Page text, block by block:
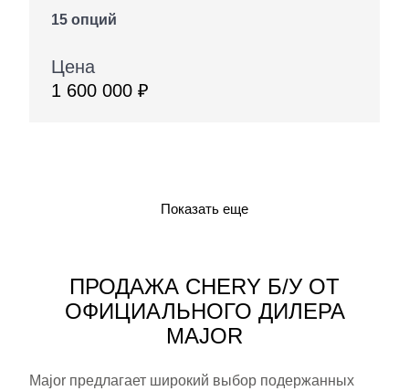
15 опций
Цена
1 600 000 ₽
Показать еще
ПРОДАЖА CHERY Б/У ОТ
ОФИЦИАЛЬНОГО ДИЛЕРА
MAJOR
Major предлагает широкий выбор подержанных